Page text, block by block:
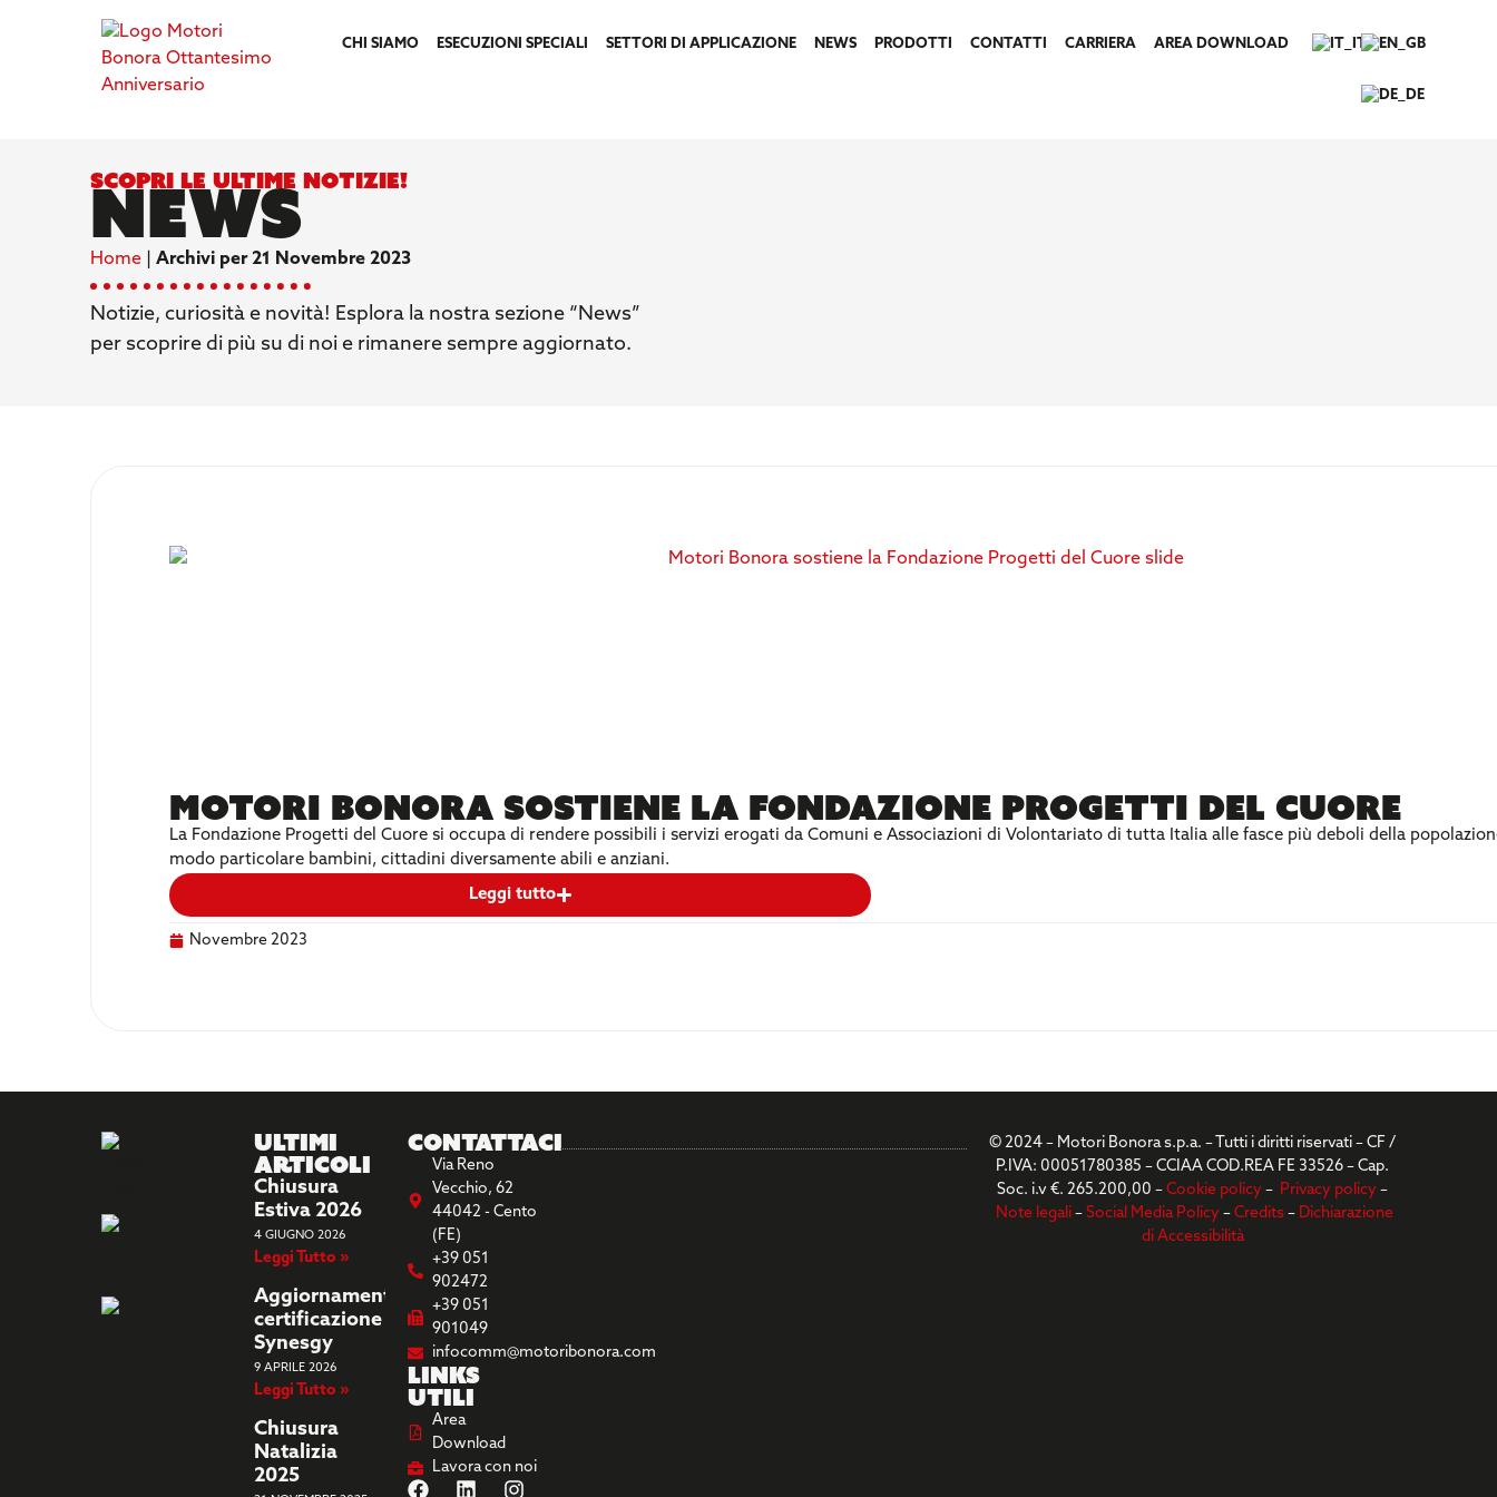
CHI SIAMO ESECUZIONI SPECIALI SETTORI DI APPLICAZIONE NEWS PRODOTTI CONTATTI CARRIERA AREA DOWNLOAD
Scopri le ultime notizie!
News
Home| Archivi per 21 Novembre 2023
Notizie, curiosità e novità! Esplora la nostra sezione “News”
per scoprire di più su di noi e rimanere sempre aggiornato.
Motori Bonora sostiene la Fondazione Progetti del Cuore
La Fondazione Progetti del Cuore si occupa di rendere possibili i servizi erogati da Comuni e Associazioni di Volontariato di tutta Italia alle fasce più deboli della
modo particolare bambini, cittadini diversamente abili e anziani.
Leggi tutto
Novembre 2023
Ultimi
Articoli
Chiusura
Estiva 2026
4 GIUGNO 2026
Leggi Tutto »
Aggiornamento
certificazione
Synesgy
9 APRILE 2026
Leggi Tutto »
Chiusura
Natalizia
2025
Contattaci
Via Reno
Vecchio, 62
44042 - Cento
(FE)
+39 051
902472
+39 051
901049
infocomm@motoribonora.com
Links
utili
Area
Download
Lavora con noi
© 2024 – Motori Bonora s.p.a. – Tutti i diritti riservati – CF /
P.IVA: 00051780385 – CCIAA COD.REA FE 33526 – Cap.
Soc. i.v €. 265.200,00 –Cookie policy – Privacy policy –
Note legali– Social Media Policy– Credits– Dichiarazione
di Accessibilità